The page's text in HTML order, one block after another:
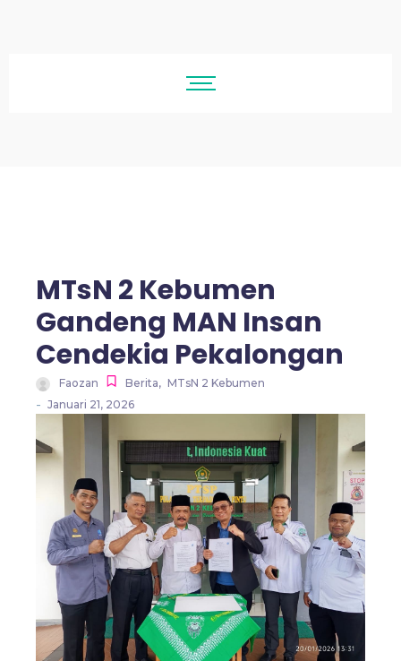
MTsN 2 Kebumen
Gandeng MAN Insan
Cendekia Pekalongan
Faozan Berita, MTsN 2 Kebumen
- Januari 21, 2026